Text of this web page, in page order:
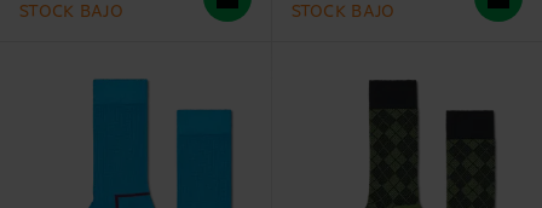
STOCK BAJO STOCK BAJO